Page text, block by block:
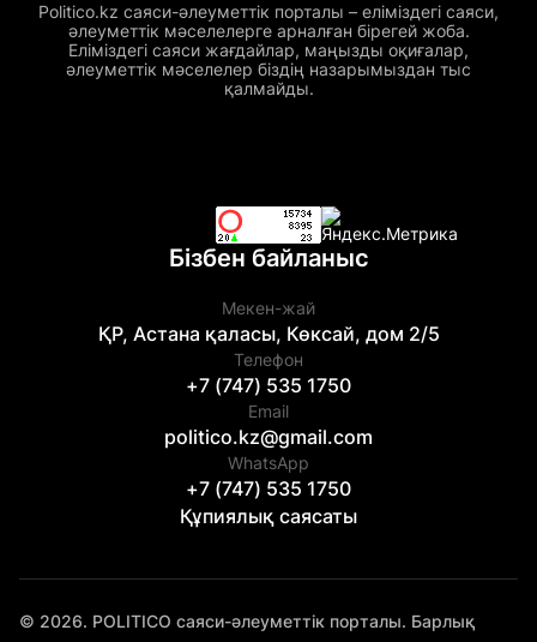
Politico.kz саяси-әлеуметтік порталы – еліміздегі саяси,
әлеуметтік мәселелерге арналған бірегей жоба.
Еліміздегі саяси жағдайлар, маңызды оқиғалар,
әлеуметтік мәселелер біздің назарымыздан тыс
қалмайды.
Бізбен байланыс
Мекен-жай
ҚР, Астана қаласы, Көксай, дом 2/5
Телефон
+7 (747) 535 1750
Email
politico.kz@gmail.com
WhatsApp
+7 (747) 535 1750
Құпиялық саясаты
© 2026. POLITICO саяси-әлеуметтік порталы. Барлық